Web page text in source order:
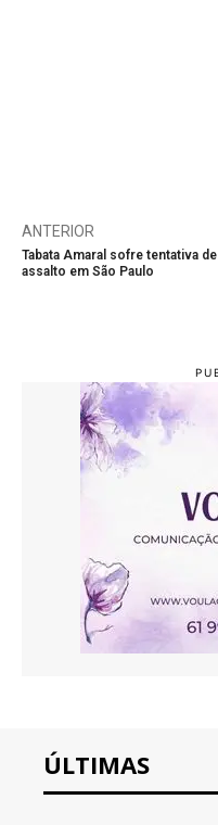
ANTERIOR
Tabata Amaral sofre tentativa de
assalto em São Paulo
ÚLTIMAS